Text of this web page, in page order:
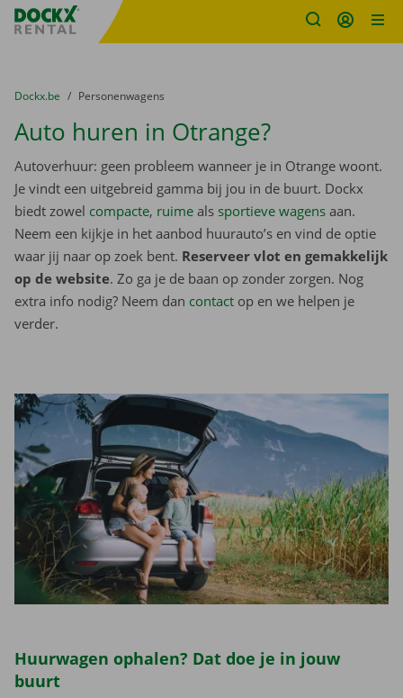
Fratello DEMO
U bevindt zich hier:
van
Dockx.be naar
Personenwagens
Auto huren in Otrange?
Autoverhuur: geen probleem wanneer je in Otrange woont.
Je vindt een uitgebreid gamma bij jou in de buurt. Dockx
biedt zowel compacte, ruime als sportieve wagens aan.
Neem een kijkje in het aanbod huurauto’s en vind de optie
waar jij naar op zoek bent. Reserveer vlot en gemakkelijk
op de website. Zo ga je de baan op zonder zorgen. Nog
extra info nodig? Neem dan contact op en we helpen je
verder.
Huurwagen ophalen? Dat doe je in jouw
buurt